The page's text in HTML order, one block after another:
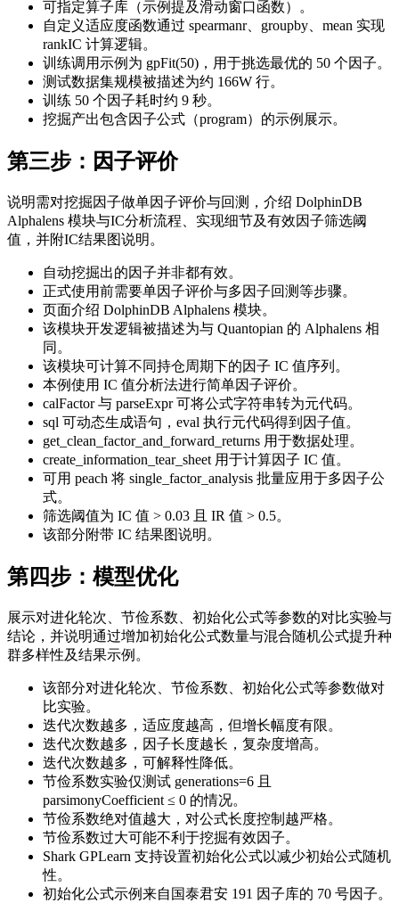
可指定算子库（示例提及滑动窗口函数）。
自定义适应度函数通过 spearmanr、groupby、mean 实现
rankIC 计算逻辑。
训练调用示例为 gpFit(50)，用于挑选最优的 50 个因子。
测试数据集规模被描述为约 166W 行。
训练 50 个因子耗时约 9 秒。
挖掘产出包含因子公式（program）的示例展示。
第三步：因子评价
说明需对挖掘因子做单因子评价与回测，介绍 DolphinDB
Alphalens 模块与IC分析流程、实现细节及有效因子筛选阈
值，并附IC结果图说明。
自动挖掘出的因子并非都有效。
正式使用前需要单因子评价与多因子回测等步骤。
页面介绍 DolphinDB Alphalens 模块。
该模块开发逻辑被描述为与 Quantopian 的 Alphalens 相
同。
该模块可计算不同持仓周期下的因子 IC 值序列。
本例使用 IC 值分析法进行简单因子评价。
calFactor 与 parseExpr 可将公式字符串转为元代码。
sql 可动态生成语句，eval 执行元代码得到因子值。
get_clean_factor_and_forward_returns 用于数据处理。
create_information_tear_sheet 用于计算因子 IC 值。
可用 peach 将 single_factor_analysis 批量应用于多因子公
式。
筛选阈值为 IC 值 > 0.03 且 IR 值 > 0.5。
该部分附带 IC 结果图说明。
第四步：模型优化
展示对进化轮次、节俭系数、初始化公式等参数的对比实验与
结论，并说明通过增加初始化公式数量与混合随机公式提升种
群多样性及结果示例。
该部分对进化轮次、节俭系数、初始化公式等参数做对
比实验。
迭代次数越多，适应度越高，但增长幅度有限。
迭代次数越多，因子长度越长，复杂度增高。
迭代次数越多，可解释性降低。
节俭系数实验仅测试 generations=6 且
parsimonyCoefficient ≤ 0 的情况。
节俭系数绝对值越大，对公式长度控制越严格。
节俭系数过大可能不利于挖掘有效因子。
Shark GPLearn 支持设置初始化公式以减少初始公式随机
性。
初始化公式示例来自国泰君安 191 因子库的 70 号因子。